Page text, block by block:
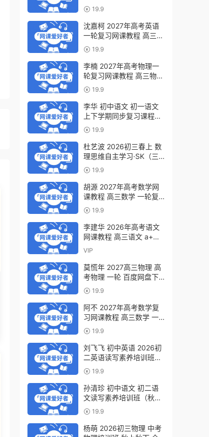
文 上学期暑假班视频教程
百度网盘下载
19.9
沈嘉柯 2027年高考英语
一轮复习网课教程 高三英
语 上学期暑假班视频教程
百度网盘下载
19.9
李楠 2027年高考物理一
轮复习网课教程 高三物理
上学期暑假班视频教程 百
度网盘下载
19.9
李华 初中语文 初一语文
上下学期同步复习课程
（34讲带讲义、练习）百
度网盘下载
19.9
杜艺波 2026初三春上 数
理思维自主学习·SK（三
期）百度网盘下载
19.9
胡源 2027年高考数学网
课教程 高三数学 一轮复
习暑假班视频教程 百度网
盘下载
19.9
李建华 2026年高考语文
网课教程 高三语文 a+二
三轮复习视频教程 百度网
VIP
莫慌年 2027高三物理 高
考物理 一轮 百度网盘下
载 19.9
阿不 2027年高考数学复
习网课教程 高三数学 一
轮复习视频教程 百度网盘
下载
19.9
刘飞飞 初中英语 2026初
二英语读写素养培训班
（秋上秋下·全国版·S）百
度网盘下载
19.9
孙清珍 初中语文 初二语
文读写素养培训班（秋上
秋下·全国版·A+）百度网
盘下载
19.9
杨萌 2026初三物理 中考